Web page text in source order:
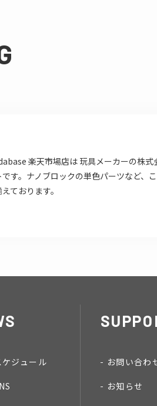
楽天市場店は 玩具メーカーの株
です。ナノブロックの単色パーツなど、
ております。
ジュール お問い合わ
お知らせ